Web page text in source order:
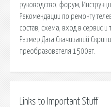
руководство, форум,
Рекомендации по ремонту
состав, схема, вход в сервис
Размер Дата Скачиваний
преобразователя 1500вт.
Links to Important Stuff